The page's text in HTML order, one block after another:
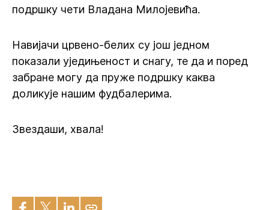
подршку чети Владана Милојевића.
Навијачи црвено-белих су још једном
показали уједињеност и снагу, те да и поред
забране могу да пруже подршку каква
доликује нашим фудбалерима.
Звездаши, хвала!